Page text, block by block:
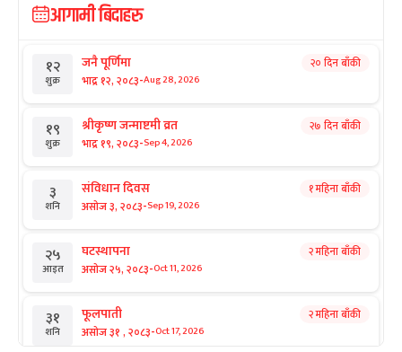
आगामी बिदाहरु
१२
शुक्र
जनै पूर्णिमा
भाद्र १२, २०८३-Aug 28, 2026
२० दिन बाँकी
१९
शुक्र
श्रीकृष्ण जन्माष्टमी व्रत
भाद्र १९, २०८३-Sep 4, 2026
२७ दिन बाँकी
३
शनि
संविधान दिवस
असोज ३, २०८३-Sep 19, 2026
१ महिना बाँकी
२५
आइत
घटस्थापना
असोज २५, २०८३-Oct 11, 2026
२ महिना बाँकी
३१
शनि
फूलपाती
असोज ३१ , २०८३-Oct 17, 2026
२ महिना बाँकी